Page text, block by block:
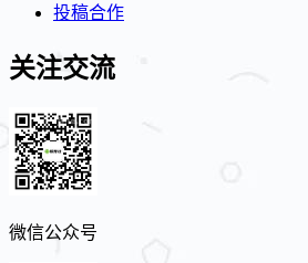
投稿合作
关注交流
微信公众号